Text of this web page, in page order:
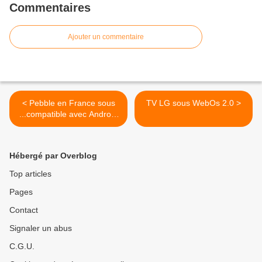
Commentaires
Ajouter un commentaire
< Pebble en France sous
...compatible avec Android
Wear !
TV LG sous WebOs 2.0 >
Hébergé par Overblog
Top articles
Pages
Contact
Signaler un abus
C.G.U.